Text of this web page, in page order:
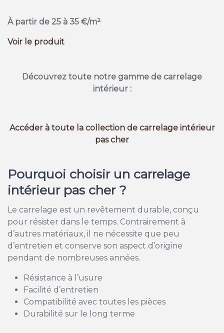
À partir de 25 à 35 €/m²
Voir le produit
Découvrez toute notre gamme de carrelage
intérieur :
Accéder à toute la collection de carrelage intérieur
pas cher
Pourquoi choisir un carrelage
intérieur pas cher ?
Le carrelage est un revêtement durable, conçu
pour résister dans le temps. Contrairement à
d’autres matériaux, il ne nécessite que peu
d’entretien et conserve son aspect d’origine
pendant de nombreuses années.
Résistance à l’usure
Facilité d’entretien
Compatibilité avec toutes les pièces
Durabilité sur le long terme